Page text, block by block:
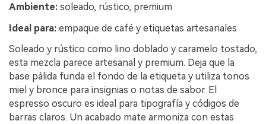
Ambiente: soleado, rústico, premium
Ideal para: empaque de café y etiquetas artesanales
Soleado y rústico como lino doblado y caramelo tostado,
esta mezcla parece artesanal y premium. Deja que la
base pálida funda el fondo de la etiqueta y utiliza tonos
miel y bronce para insignias o notas de sabor. El
espresso oscuro es ideal para tipografía y códigos de
barras claros. Un acabado mate armoniza con estas